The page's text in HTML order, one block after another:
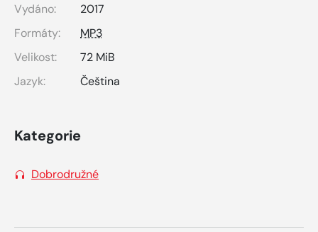
Vydáno:
2017
Formáty:
MP3
Velikost:
72 MiB
Jazyk:
Čeština
Kategorie
Dobrodružné